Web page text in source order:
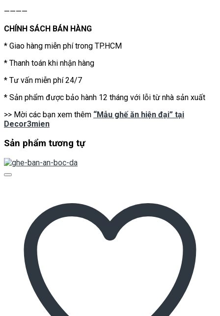
————
CHÍNH SÁCH BÁN HÀNG
* Giao hàng miễn phí trong TP.HCM
* Thanh toán khi nhận hàng
* Tư vấn miễn phí 24/7
* Sản phẩm được bảo hành 12 tháng với lỗi từ nhà sản xuất
>> Mời các bạn xem thêm “Mẫu ghế ăn hiện đại” tại
Decor3mien
Sản phẩm tương tự